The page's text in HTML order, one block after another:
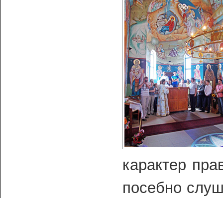
карактер
посебно